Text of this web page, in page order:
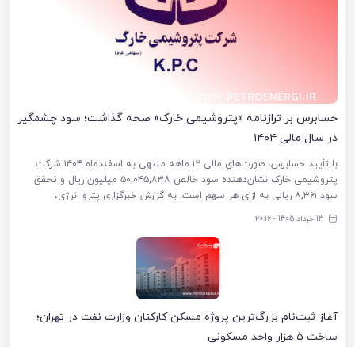
حسابرس بر ترازنامه «پتروشیمی خارک» صحه گذاشت؛ سود چشمگیر
در سال مالی ۱۴۰۴
با تأیید حسابرس، صورت‌های مالی ۱۲ ماهه منتهی به اسفندماه ۱۴۰۴ شرکت
پتروشیمی خارک نشان‌دهنده سود خالص ۵۰,۰۴۵,۸۳۸ میلیون ریال و تحقق
سود ۸,۳۶۱ ریالی به ازای هر سهم است. به گزارش خبرگزاری پترو انرژی،
13 خرداد 1405 - ۲۰:۱۶
آغاز ثبت‌نام بزرگ‌ترین پروژه مسکن کارکنان وزارت نفت در تهران؛
ساخت ۵ هزار واحد مسکونی